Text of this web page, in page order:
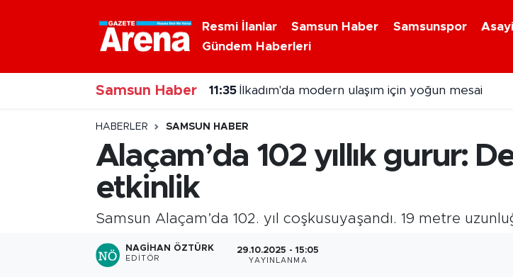
Resmi İlanlar Samsun Haber Samsunspor
Gündem Haberleri
Samsun Haber 11:35 İlkadım'da modern ulaşım için yoğun mesai
HABERLER SAMSUN HABER
Alaçam’da 102 yıllık gurur:
etkinlik
Samsun Alaçam’da 102. yıl coşkusuyaşandı. 19 metre
NAGIHAN ÖZTÜRK
EDITÖR
29.10.2025 - 15:05
YAYINLANMA
Nöbetçi Eczaneler
Hava Durumu
Samsun Namaz Vakitleri
Trafik Durumu
Süper Lig Puan Durumu ve Fikstür
Son Dakika Haberleri